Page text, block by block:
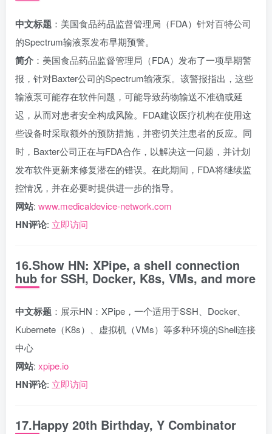
中文标题 ：美国食品药品监督管理局（FDA）针对百特公司
的Spectrum输液泵发布早期预警。
简介 ：美国食品药品监督管理局（FDA）发布了一项早期警
报，针对Baxter公司的Spectrum输液泵。该警报指出，这些
输液泵可能存在软件问题，可能导致药物输送不准确或延
迟，从而对患者安全构成风险。FDA建议医疗机构在使用这
些设备时采取额外的预防措施，并密切关注患者的反应。同
时，Baxter公司正在与FDA合作，以解决这一问题，并计划
发布软件更新来修复潜在的错误。在此期间，FDA将继续监
控情况，并在必要时提供进一步的指导。
网站: www.medicaldevice-network.com
HN评论: 立即访问
16.Show HN: XPipe, a shell connection
hub for SSH, Docker, K8s, VMs, and more
中文标题 ：展示HN：XPipe，一个适用于SSH、Docker、
Kubernete（K8s）、虚拟机（VMs）等多种环境的Shell连接
中心
网站: xpipe.io
HN评论: 立即访问
17.Happy 20th Birthday, Y Combinator